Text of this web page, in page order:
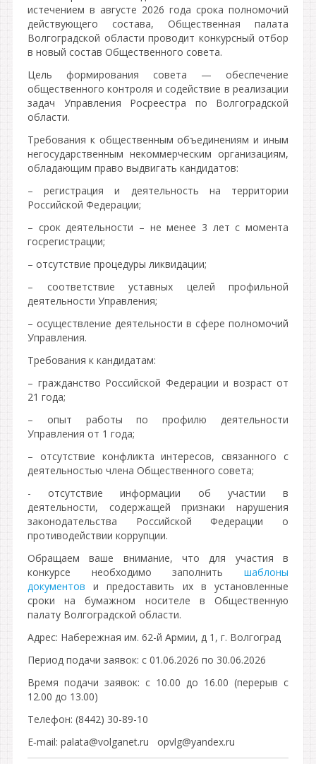
истечением в августе 2026 года срока полномочий
действующего состава, Общественная палата
Волгоградской области проводит конкурсный отбор
в новый состав Общественного совета.
Цель формирования совета — обеспечение
общественного контроля и содействие в реализации
задач Управления Росреестра по Волгоградской
области.
Требования к общественным объединениям и иным
негосударственным некоммерческим организациям,
обладающим право выдвигать кандидатов:
– регистрация и деятельность на территории
Российской Федерации;
– срок деятельности – не менее 3 лет с момента
госрегистрации;
– отсутствие процедуры ликвидации;
– соответствие уставных целей профильной
деятельности Управления;
– осуществление деятельности в сфере полномочий
Управления.
Требования к кандидатам:
– гражданство Российской Федерации и возраст от
21 года;
– опыт работы по профилю деятельности
Управления от 1 года;
– отсутствие конфликта интересов, связанного с
деятельностью члена Общественного совета;
- отсутствие информации об участии в
деятельности, содержащей признаки нарушения
законодательства Российской Федерации о
противодействии коррупции.
Обращаем ваше внимание, что для участия в
конкурсе необходимо заполнить шаблоны
документов и предоставить их в установленные
сроки на бумажном носителе в Общественную
палату Волгоградской области.
Адрес: Набережная им. 62-й Армии, д 1, г. Волгоград
Период подачи заявок: с 01.06.2026 по 30.06.2026
Время подачи заявок: с 10.00 до 16.00 (перерыв с
12.00 до 13.00)
Телефон: (8442) 30-89-10
E‑mail: palata@volganet.ru opvlg@yandex.ru